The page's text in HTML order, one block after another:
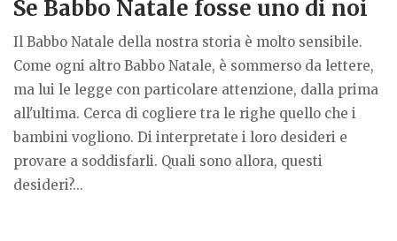
Se Babbo Natale fosse uno di noi
Il Babbo Natale della nostra storia è molto sensibile.
Come ogni altro Babbo Natale, è sommerso da lettere,
ma lui le legge con particolare attenzione, dalla prima
all'ultima. Cerca di cogliere tra le righe quello che i
bambini vogliono. Di interpretate i loro desideri e
provare a soddisfarli. Quali sono allora, questi
desideri?...